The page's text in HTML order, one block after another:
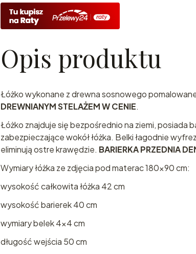
Opis produktu
Łóżko wykonane z drewna sosnowego
DREWNIANYM STELAŻEM W CENIE.
Łóżko znajduje się bezpośrednio na ziemi, posiada
zabezpieczające wokół łóżka. Belki łagodnie
eliminują ostre krawędzie. BARIERKA PRZEDNIA
Wymiary łóżka ze zdjęcia pod materac 180x90 cm:
wysokość całkowita łóżka 42 cm
wysokość barierek 40 cm
wymiary belek 4x4 cm
długość wejścia 50 cm